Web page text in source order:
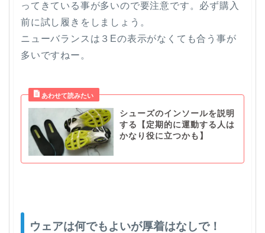
ってきている事が多いので要注意です。必ず購入
前に試し履きをしましょう。
ニューバランスは３Eの表示がなくても合う事が
多いですねー。
シューズのインソールを説明
する【定期的に運動する人は
かなり役に立つかも】
ウェアは何でもよいが厚着はなしで！